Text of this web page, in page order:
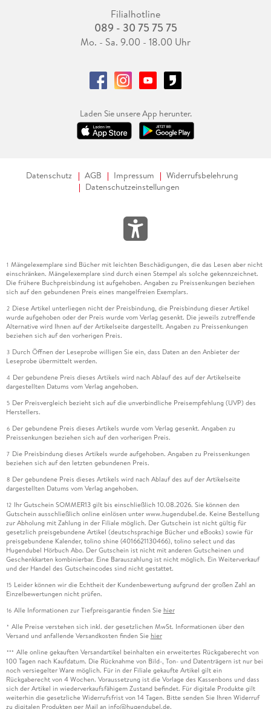
Filialhotline
089 - 30 75 75 75
Mo. - Sa. 9.00 - 18.00 Uhr
Laden Sie unsere App herunter.
Datenschutz AGB Impressum
Widerrufsbelehrung
Datenschutzeinstellungen
1 Mängelexemplare sind Bücher mit leichten Beschädigungen, die das Lesen aber nicht
einschränken. Mängelexemplare sind durch einen Stempel als solche gekennzeichnet.
Die frühere Buchpreisbindung ist aufgehoben. Angaben zu Preissenkungen beziehen
sich auf den gebundenen Preis eines mangelfreien Exemplars.
2 Diese Artikel unterliegen nicht der Preisbindung, die Preisbindung dieser Artikel
wurde aufgehoben oder der Preis wurde vom Verlag gesenkt. Die jeweils zutreffende
Alternative wird Ihnen auf der Artikelseite dargestellt. Angaben zu Preissenkungen
beziehen sich auf den vorherigen Preis.
3 Durch Öffnen der Leseprobe willigen Sie ein, dass Daten an den Anbieter der
Leseprobe übermittelt werden.
4 Der gebundene Preis dieses Artikels wird nach Ablauf des auf der Artikelseite
dargestellten Datums vom Verlag angehoben.
5 Der Preisvergleich bezieht sich auf die unverbindliche Preisempfehlung (UVP) des
Herstellers.
6 Der gebundene Preis dieses Artikels wurde vom Verlag gesenkt. Angaben zu
Preissenkungen beziehen sich auf den vorherigen Preis.
7 Die Preisbindung dieses Artikels wurde aufgehoben. Angaben zu Preissenkungen
beziehen sich auf den letzten gebundenen Preis.
8 Der gebundene Preis dieses Artikels wird nach Ablauf des auf der Artikelseite
dargestellten Datums vom Verlag angehoben.
12 Ihr Gutschein SOMMER13 gilt bis einschließlich 10.08.2026. Sie können den
Gutschein ausschließlich online einlösen unter www.hugendubel.de. Keine Bestellung
zur Abholung mit Zahlung in der Filiale möglich. Der Gutschein ist nicht gültig für
gesetzlich preisgebundene Artikel (deutschsprachige Bücher und eBooks) sowie für
preisgebundene Kalender, tolino shine (4016621130466), tolino select und das
Hugendubel Hörbuch Abo. Der Gutschein ist nicht mit anderen Gutscheinen und
Geschenkkarten kombinierbar. Eine Barauszahlung ist nicht möglich. Ein Weiterverkauf
und der Handel des Gutscheincodes sind nicht gestattet.
15 Leider können wir die Echtheit der Kundenbewertung aufgrund der großen Zahl an
Einzelbewertungen nicht prüfen.
16 Alle Informationen zur Tiefpreisgarantie finden Sie hier
* Alle Preise verstehen sich inkl. der gesetzlichen MwSt. Informationen über den
Versand und anfallende Versandkosten finden Sie hier
*** Alle online gekauften Versandartikel beinhalten ein erweitertes Rückgaberecht von
100 Tagen nach Kaufdatum. Die Rücknahme von Bild-, Ton- und Datenträgern ist nur bei
noch versiegelter Ware möglich. Für in der Filiale gekaufte Artikel gilt ein
Rückgaberecht von 4 Wochen. Voraussetzung ist die Vorlage des Kassenbons und dass
sich der Artikel in wiederverkaufsfähigem Zustand befindet. Für digitale Produkte gilt
weiterhin die gesetzliche Widerrufsfrist von 14 Tagen. Bitte senden Sie Ihren Widerruf
zu digitalen Produkten per Mail an info@hugendubel.de.